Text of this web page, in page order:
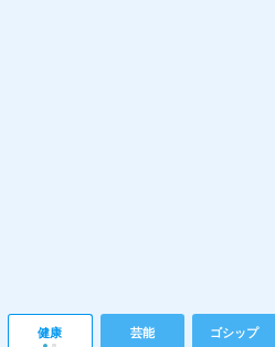
健康 芸能 ゴシップ